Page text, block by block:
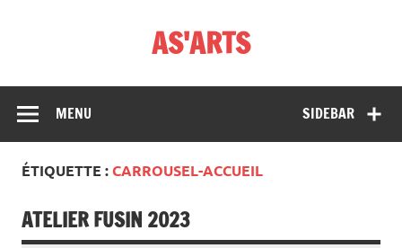
AS'ARTS
SIDEBAR
MENU
ÉTIQUETTE :CARROUSEL-ACCUEIL
ATELIER FUSIN 2023